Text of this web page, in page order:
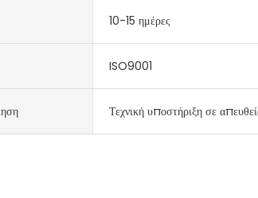
10-15 ημέρες
ISO9001
Τεχνική υποστήριξη σε